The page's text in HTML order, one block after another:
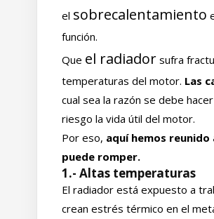
el sobrecalentamiento
función.
Que el radiador sufra
temperaturas del motor. Las
cual sea la razón se debe
riesgo la vida útil del motor.
Por eso, aquí hemos
puede romper.
1.- Altas temperaturas
El radiador está expuesto a
crean estrés térmico en el